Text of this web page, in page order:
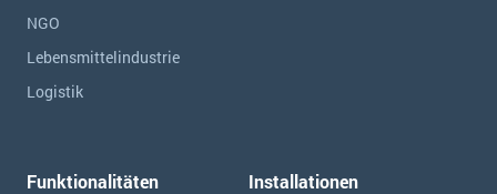
NGO
Lebensmittelindustrie
Logistik
Funktionalitäten Installationen